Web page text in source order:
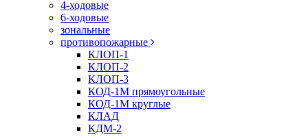
4-ходовые
6-ходовые
зональные
противопожарные
КЛОП-1
КЛОП-2
КЛОП-3
КОД-1М прямоугольные
КОД-1М круглые
КЛАД
КДМ-2